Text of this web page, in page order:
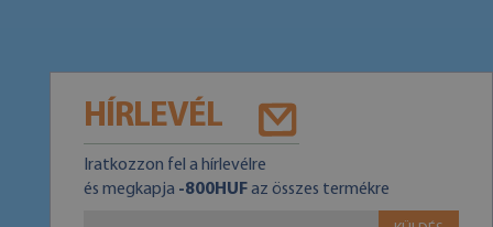
HÍRLEVÉL
Iratkozzon fel a hírlevélre
és megkapja -800HUFaz összes termékre